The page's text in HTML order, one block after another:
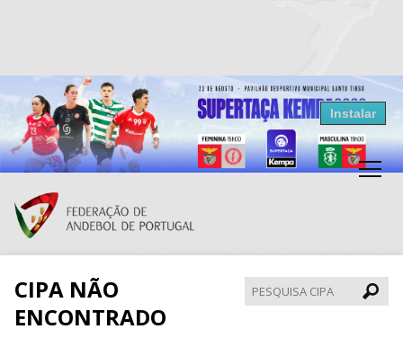
Resultados Andebol
Federação de Andebol de Portugal
Grátis - Disponivel na Play Store
Instalar
CIPA NÃO
ENCONTRADO
CIPA